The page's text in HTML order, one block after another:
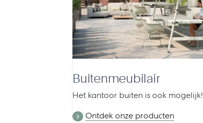
Buitenmeubilair
Het kantoor buiten is ook mogelijk!
Ontdek onze producten